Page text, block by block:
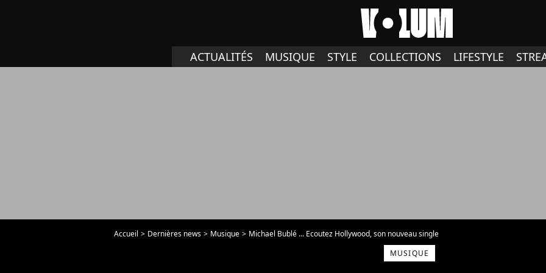
ACTUALITÉS MUSIQUE STYLE COLLECTIONS LIFESTYLE
Accueil Dernières news Musique
Michael Bublé ... Ecoutez Hollywood, son nouveau single
MUSIQUE